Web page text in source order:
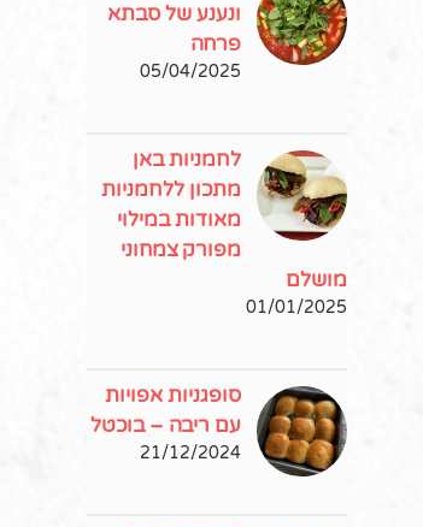
ונענע של סבתא
פרחה
05/04/2025
לחמניות באן
מתכון ללחמניות
מאודות במילוי
מפורק צמחוני
מושלם
01/01/2025
סופגניות אפויות
עם ריבה – בוכטל
21/12/2024